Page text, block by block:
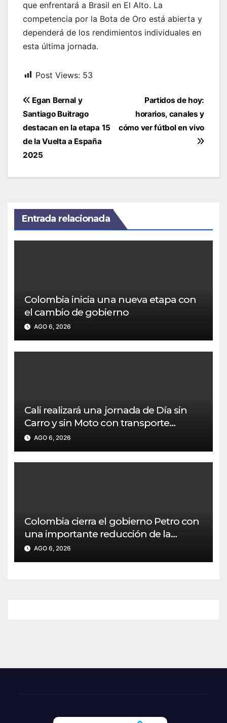
que enfrentará a Brasil en El Alto. La
competencia por la Bota de Oro está abierta y
dependerá de los rendimientos individuales en
esta última jornada.
Post Views: 53
Navegación
de
entradas
Partidos de hoy:
horarios, canales y
cómo ver fútbol en vivo
Egan Bernal y
Santiago Buitrago
destacan en la etapa 15
de la Vuelta a España
2025
Entrada relacionada
Colombia inicia una nueva etapa con
el cambio de gobierno
AGO 6, 2026
Cali realizará una jornada de Día sin
Carro y sin Moto con transporte
público gratuito
AGO 6, 2026
Colombia cierra el gobierno Petro con
una importante reducción de la
pobreza
AGO 6, 2026